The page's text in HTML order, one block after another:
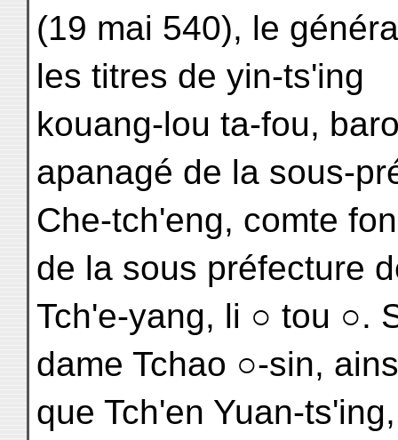
(19 mai 540), le
les titres de yin-ts'ing
kouang-lou ta-fou,
apanagé de la sous-
Che-tch'eng, comte
de la sous préfecture
Tch'e-yang, li ○ tou ○.
dame Tchao ○-sin,
que Tch'en Yuan-